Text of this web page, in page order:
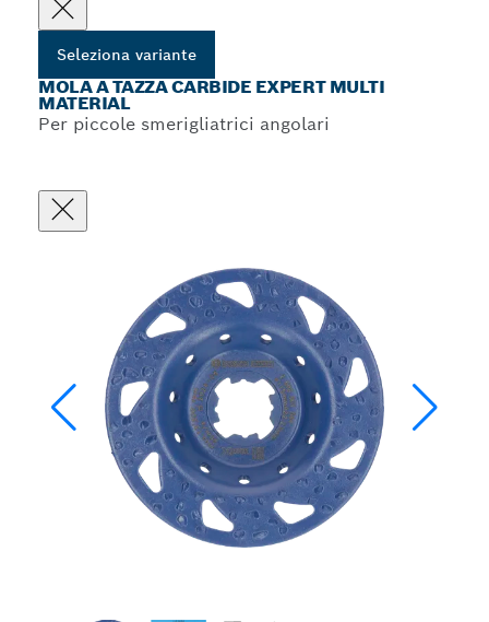
Seleziona variante
MOLA A TAZZA CARBIDE EXPERT MULTI
MATERIAL
Per piccole smerigliatrici angolari